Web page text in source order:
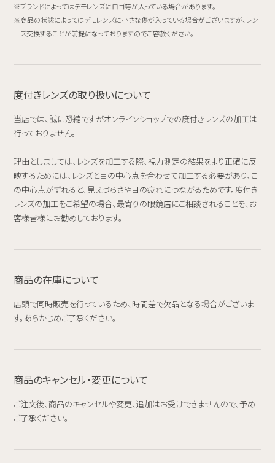
ブランドによってはデモレンズにロゴ等が入っている場合があります。
商品の状態によってはデモレンズに小さな傷が入っている場合がございますが、レン
ズ交換することが前提になっておりますのでご容赦ください。
度付きレンズの取り扱いについて
当店では、誠に恐縮ですがオンラインショップでの度付きレンズの加工は
行っておりません。
理由としましては、レンズを加工する際、視力測定の結果をより正確に反
映するためには、レンズと目の中心点を合わせて加工する必要があり、こ
の中心点がずれると、見えづらさや目の疲れにつながるためです。度付き
レンズの加工をご希望の場合、最寄りの眼鏡店にご相談されることを、お
客様皆様にお勧めしております。
商品の在庫について
店頭で同時販売を行っているため、時間差で欠品となる場合がございま
す。あらかじめご了承ください。
商品のキャンセル・変更について
ご注文後、商品のキャンセルや変更、追加はお受けできませんので、予め
ご了承ください。